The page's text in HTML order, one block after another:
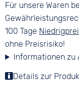
Für unsere Waren
100 Tage
ohne Preisrisiko!
Informationen zu
Details zur